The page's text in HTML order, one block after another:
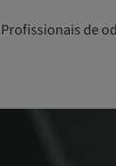
Profissionais de